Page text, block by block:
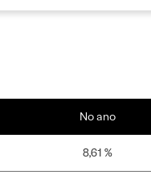
No ano
8,61 %